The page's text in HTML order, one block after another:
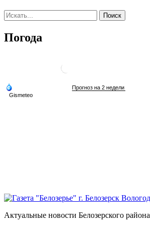
Погода
Актуальные новости Белозерского района